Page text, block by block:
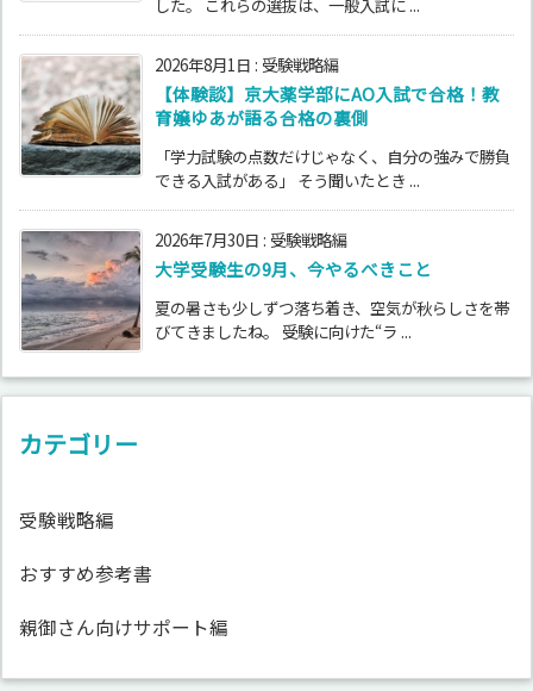
した。 これらの選抜は、一般入試に ...
2026年8月1日 : 受験戦略編
【体験談】京大薬学部にAO入試で合格！教
育嬢ゆあが語る合格の裏側
「学力試験の点数だけじゃなく、自分の強みで勝負
できる入試がある」 そう聞いたとき ...
2026年7月30日 : 受験戦略編
大学受験生の9月、今やるべきこと
夏の暑さも少しずつ落ち着き、空気が秋らしさを帯
びてきましたね。 受験に向けた“ラ ...
カテゴリー
受験戦略編
おすすめ参考書
親御さん向けサポート編